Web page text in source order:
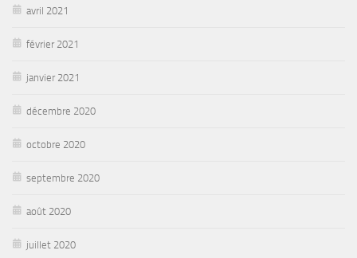
avril 2021
février 2021
janvier 2021
décembre 2020
octobre 2020
septembre 2020
août 2020
juillet 2020